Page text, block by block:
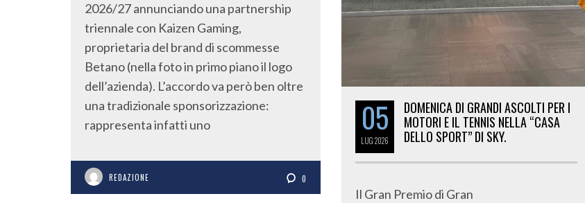
05
LUG2026
DOMENICA DI GRANDI ASCOLTI PER I
MOTORI E IL TENNIS NELLA “CASA
DELLO SPORT” DI SKY.
Il Gran Premio di Gran
2026/27 annunciando una partnership
triennale con Kaizen Gaming,
proprietaria del brand di scommesse
Betano (nella foto in primo piano il logo
dell’azienda). L’accordo va però ben oltre
una tradizionale sponsorizzazione:
rappresenta infatti uno
REDAZIONE 0